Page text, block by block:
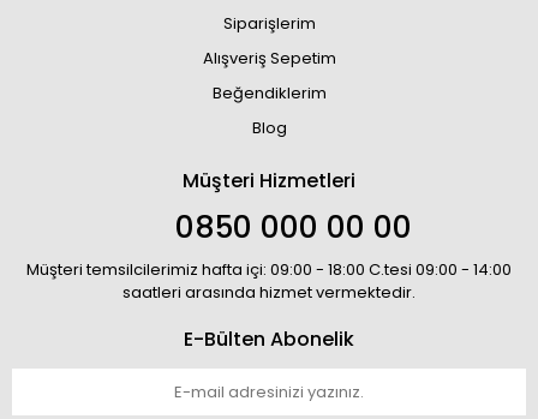
Siparişlerim
Alışveriş Sepetim
Beğendiklerim
Blog
Müşteri Hizmetleri
0850 000 00 00
Müşteri temsilcilerimiz hafta içi: 09:00 - 18:00 C.tesi 09:00 - 14:00
saatleri arasında hizmet vermektedir.
E-Bülten Abonelik